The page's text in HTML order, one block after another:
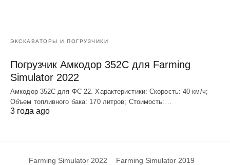
ЭКСКАВАТОРЫ И ПОГРУЗЧИКИ
Погрузчик Амкодор 352С для Farming
Simulator 2022
Амкодор 352С для ФС 22. Характеристики: Скорость: 40 км/ч;
Объем топливного бака: 170 литров; Стоимость:…
3 года ago
Farming Simulator 2022 Farming Simulator 2019